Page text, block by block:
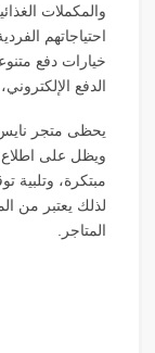
والمكملات
احتياجاتهم
خيارات دفع
الدفع
يحظى متجر
ويظل على اطلاع
مبتكرة، وتلبية
لذلك يعتبر من
المتاجر.